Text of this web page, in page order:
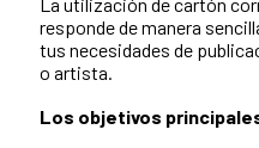
responde de manera
tus necesidades de
o artista.
Los objetivos